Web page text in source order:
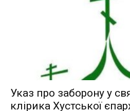
Указ про заборону у
клірика Хустської